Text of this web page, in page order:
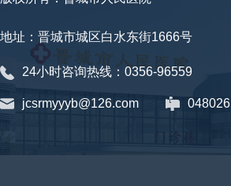
地址：晋城市城区白水东街1666号
24小时咨询热线：0356-96559
jcsrmyyyb@126.com 048026